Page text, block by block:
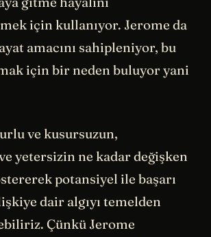
için kullanıyor. Jerome da
amacını sahipleniyor, bu
için bir neden buluyor yani
ve kusursuzun,
yetersizin ne kadar değişken
potansiyel ile başarı
dair algıyı temelden
Çünkü Jerome